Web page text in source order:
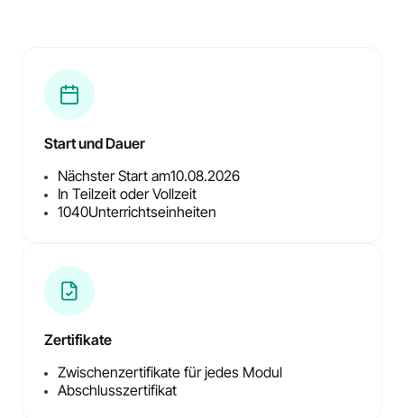
Start und Dauer
Nächster Start am10.08.2026
In Teilzeit oder Vollzeit
1040Unterrichtseinheiten
Zertifikate
Zwischenzertifikate für jedes Modul
Abschlusszertifikat